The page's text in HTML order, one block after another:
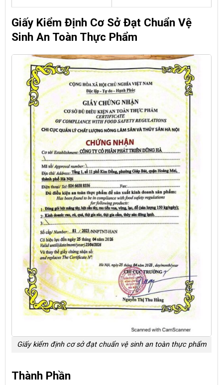
Giấy Kiểm Định Cơ Sở Đạt Chuẩn Vệ
Sinh An Toàn Thực Phẩm
Giấy kiểm định cơ sở đạt chuẩn vệ sinh an toàn thực phẩm
Thành Phần